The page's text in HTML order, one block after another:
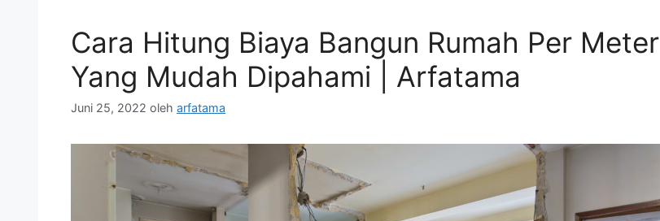
Cara Hitung Biaya Bangun Rumah Per Meter
Yang Mudah Dipahami | Arfatama
Juni 25, 2022 oleh arfatama